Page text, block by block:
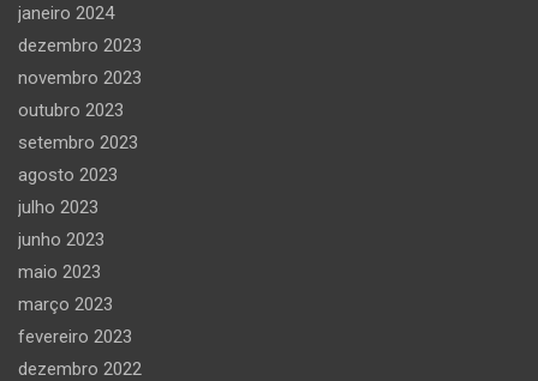
janeiro 2024
dezembro 2023
novembro 2023
outubro 2023
setembro 2023
agosto 2023
julho 2023
junho 2023
maio 2023
março 2023
fevereiro 2023
dezembro 2022